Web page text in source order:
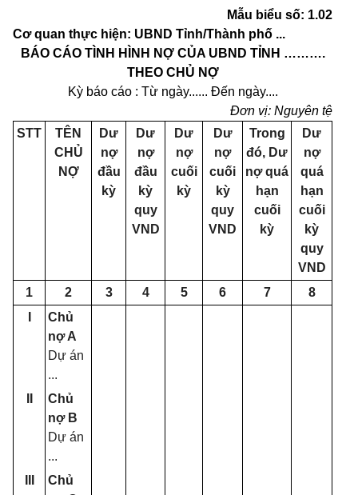
Mẫu biểu số: 1.02
Cơ quan thực hiện: UBND Tỉnh/Thành phố ...
BÁO CÁO TÌNH HÌNH NỢ CỦA UBND TỈNH ……….
THEO CHỦ NỢ
Kỳ báo cáo : Từ ngày...... Đến ngày....
Đơn vị: Nguyên tệ
STT
TÊN
CHỦ
NỢ
Dư
nợ
đầu
kỳ
Dư
nợ
đầu
kỳ
quy
VND
Dư
nợ
cuối
kỳ
Dư
nợ
cuối
kỳ
quy
VND
Trong
đó, Dư
nợ quá
hạn
cuối
kỳ
Dư
nợ
quá
hạn
cuối
kỳ
quy
VND
1
2 3 4 5 6 7
8
Chủ
nợ A
Dự án
...
Chủ
nợ B
Dự án
...
Chủ